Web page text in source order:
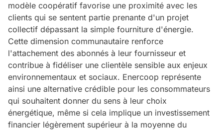
modèle coopératif favorise une proximité avec les
clients qui se sentent partie prenante d'un projet
collectif dépassant la simple fourniture d'énergie.
Cette dimension communautaire renforce
l'attachement des abonnés à leur fournisseur et
contribue à fidéliser une clientèle sensible aux enjeux
environnementaux et sociaux. Enercoop représente
ainsi une alternative crédible pour les consommateurs
qui souhaitent donner du sens à leur choix
énergétique, même si cela implique un investissement
financier légèrement supérieur à la moyenne du